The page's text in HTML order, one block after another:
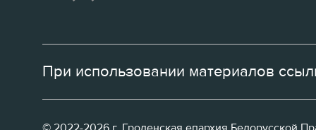
При использовании материалов